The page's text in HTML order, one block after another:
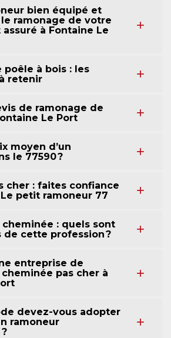
bien équipé et
ramonage de votre
à Fontaine Le
poêle à bois : les
retenir
de ramonage de
Le Port
moyen d’un
le 77590 ?
cher : faites confiance
petit ramoneur 77
cheminée : quels sont
de cette profession ?
entreprise de
pas cher à
devez-vous adopter
ramoneur